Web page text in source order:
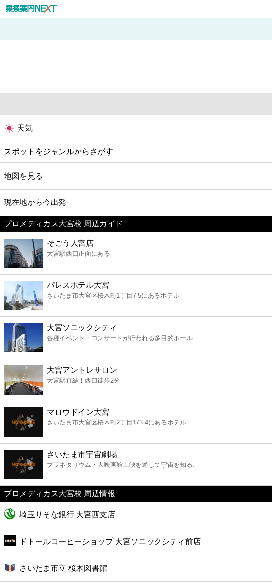
天気
スポットをジャンルからさがす
グルメ
映画
美容
コンビニ
薬局
スーパー
エンタメ
レジャー
書店
ファミレス
ファーストフード
カフェ
ショッピング
銀行
公共
病院
地図を見る
現在地から今出発
プロメディカス大宮校 周辺ガイド
そごう大宮店
大宮駅西口正面にある
パレスホテル大宮
さいたま市大宮区桜木町1丁目7-5にあるホテル
大宮ソニックシティ
各種イベント・コンサートが行われる多目的ホール
大宮アントレサロン
大宮駅直結！西口徒歩2分
マロウドイン大宮
さいたま市大宮区桜木町2丁目173-4にあるホテル
さいたま市宇宙劇場
プラネタリウム・大映画館上映を通して宇宙を知る。
プロメディカス大宮校 周辺情報
埼玉りそな銀行 大宮西支店
ドトールコーヒーショップ 大宮ソニックシティ前店
さいたま市立 桜木図書館